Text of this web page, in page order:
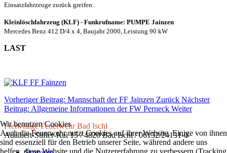
Einsatzfahrzeuge zurück greifen.
Kleinlöschfahrzeug (KLF) - Funkrufname: PUMPE Jainzen
Mercedes Benz 412 D/4 x 4, Baujahr 2000, Leistung 90 kW
LAST
Vorheriger Beitrag: Mannschaft der FF Jainzen Zurück Nächster
Beitrag: Allgemeine Informationen der FW Perneck Weiter
Freiwillige Feuerwehr Bad Ischl
Adalbert-Stifter-Kai 15 / 4820 Bad Ischl / 06132/24131-0
Wir benutzen Cookies
Auch die Feuerwehr nutzt Cookies auf ihrer Website. Einige von ihnen
sind essenziell für den Betrieb unserer Seite, während andere uns
helfen, diese Website und die Nutzererfahrung zu verbessern (Tracking